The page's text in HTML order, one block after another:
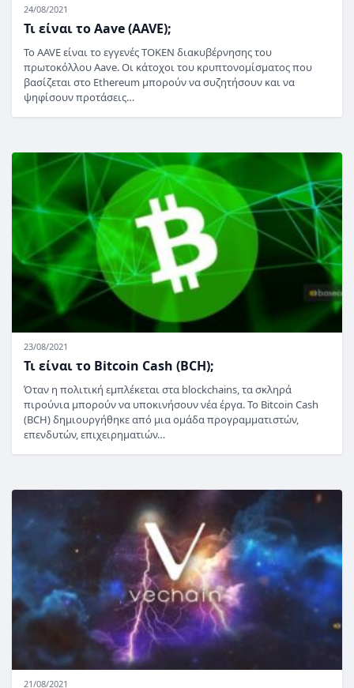
24/08/2021
Τι είναι το Aave (AAVE);
Το AAVE είναι το εγγενές TOKEN διακυβέρνησης του
πρωτοκόλλου Aave. Οι κάτοχοι του κρυπτονομίσματος που
βασίζεται στο Ethereum μπορούν να συζητήσουν και να
ψηφίσουν προτάσεις…
23/08/2021
Τι είναι το Bitcoin Cash (BCH);
Όταν η πολιτική εμπλέκεται στα blockchains, τα σκληρά
πιρούνια μπορούν να υποκινήσουν νέα έργα. Το Bitcoin Cash
(BCH) δημιουργήθηκε από μια ομάδα προγραμματιστών,
επενδυτών, επιχειρηματιών…
21/08/2021